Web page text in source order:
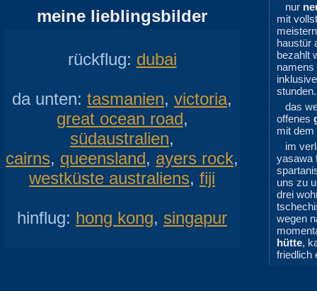
meine lieblingsbilder
rückflug: dubai
da unten: tasmanien, victoria,
great ocean road,
südaustralien,
cairns, queensland, ayers rock,
westküste australiens, fiji
hinflug: hong kong, singapur
nur
mit
haustür
bezahlt
namens
stunden.
das
offenes
mit
im
yasawa
uns zu
drei
wegen
hütte,
friedlich